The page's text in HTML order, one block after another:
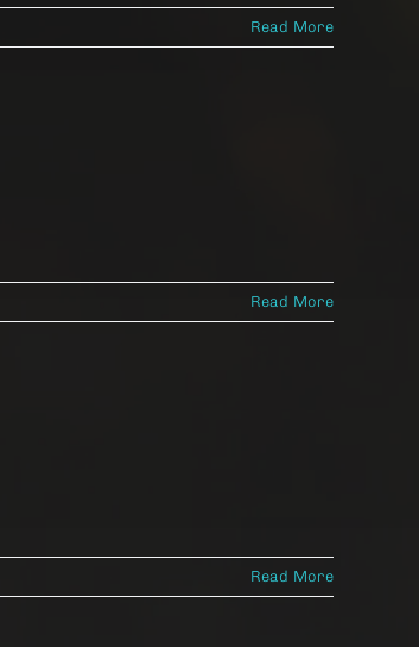
Read More
Read More
Read More